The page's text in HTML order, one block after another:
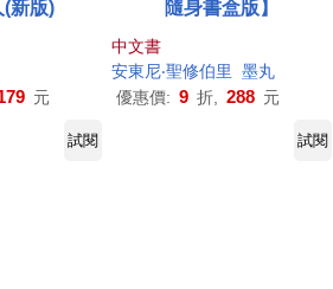
(新版)
元
隨身書盒版】
中文書
安東尼‧聖修伯里
墨丸
優惠價: 9 折, 288 元
試閱 試閱